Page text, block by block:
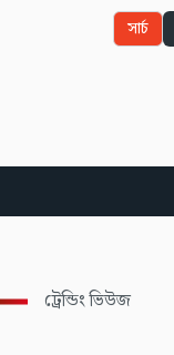
সার্চ
ট্রেন্ডিং ভিউজ